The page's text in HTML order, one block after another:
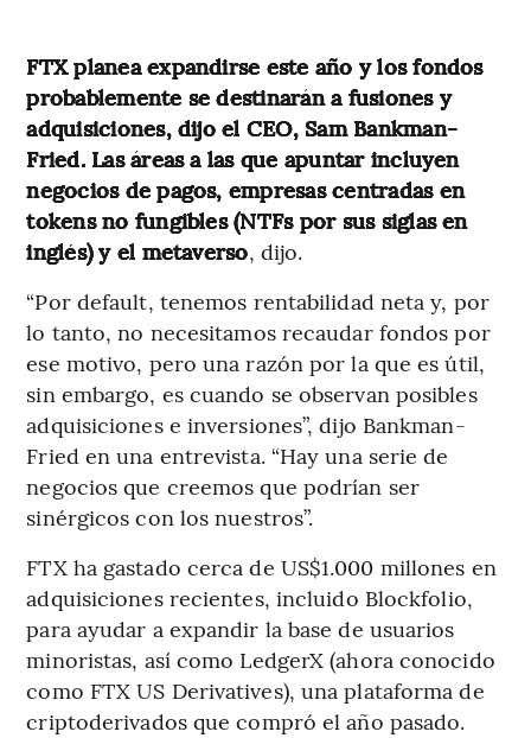
FTX planea expandirse este año y los fondos
probablemente se destinarán a fusiones y
adquisiciones, dijo el CEO, Sam Bankman-
Fried. Las áreas a las que apuntar incluyen
negocios de pagos, empresas centradas en
tokens no fungibles (NTFs por sus siglas en
inglés) y el metaverso, dijo.
“Por default, tenemos rentabilidad neta y, por
lo tanto, no necesitamos recaudar fondos por
ese motivo, pero una razón por la que es útil,
sin embargo, es cuando se observan posibles
adquisiciones e inversiones”, dijo Bankman-
Fried en una entrevista. “Hay una serie de
negocios que creemos que podrían ser
sinérgicos con los nuestros”.
FTX ha gastado cerca de US$1.000 millones en
adquisiciones recientes, incluido Blockfolio,
para ayudar a expandir la base de usuarios
minoristas, así como LedgerX (ahora conocido
como FTX US Derivatives), una plataforma de
criptoderivados que compró el año pasado.